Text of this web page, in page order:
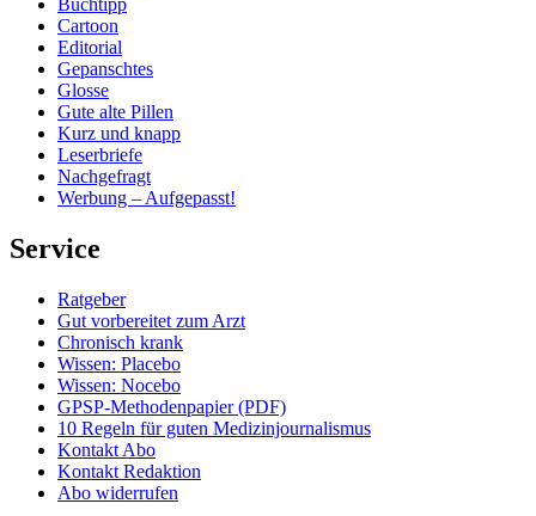
Buchtipp
Cartoon
Editorial
Gepanschtes
Glosse
Gute alte Pillen
Kurz und knapp
Leserbriefe
Nachgefragt
Werbung – Aufgepasst!
Service
Ratgeber
Gut vorbereitet zum Arzt
Chronisch krank
Wissen: Placebo
Wissen: Nocebo
GPSP-Methodenpapier (PDF)
10 Regeln für guten Medizinjournalismus
Kontakt Abo
Kontakt Redaktion
Abo widerrufen